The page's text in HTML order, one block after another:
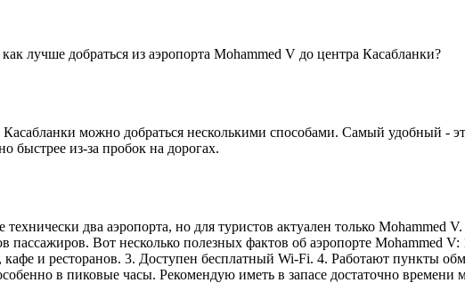
лучше добраться из аэропорта Mohammed V до центра Касабланки?
Касабланки можно добраться несколькими способами. Самый удобный -
быстрее из-за пробок на дорогах.
два аэропорта, но для туристов актуален только
пассажиров. Вот несколько полезных фактов об аэропорте Mohammed
кафе и ресторанов. 3. Доступен бесплатный Wi-Fi. 4. Работают пункты
в пиковые часы. Рекомендую иметь в запасе достаточно времени